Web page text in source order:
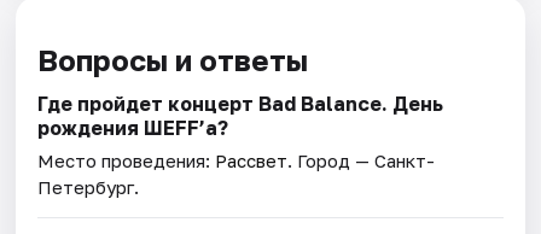
Вопросы и ответы
Где пройдет концерт Bad Balance. День
рождения ШЕFF’а?
Место проведения: Рассвет. Город — Санкт-
Петербург.